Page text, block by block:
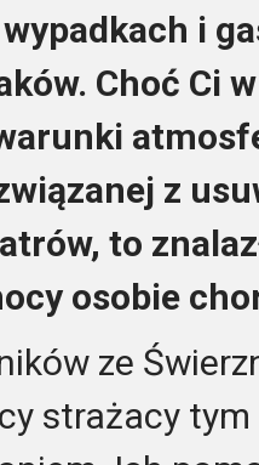
i
Choć Ci
z
to
osobie
ze
strażacy